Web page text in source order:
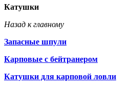
Катушки
Назад к главному
Запасные шпули
Карповые с бейтранером
Катушки для карповой ловли